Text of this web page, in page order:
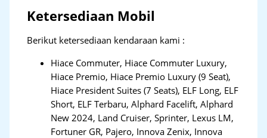
Ketersediaan Mobil
Berikut ketersediaan kendaraan kami :
Hiace Commuter, Hiace Commuter Luxury,
Hiace Premio, Hiace Premio Luxury (9 Seat),
Hiace President Suites (7 Seats), ELF Long, ELF
Short, ELF Terbaru, Alphard Facelift, Alphard
New 2024, Land Cruiser, Sprinter, Lexus LM,
Fortuner GR, Pajero, Innova Zenix, Innova